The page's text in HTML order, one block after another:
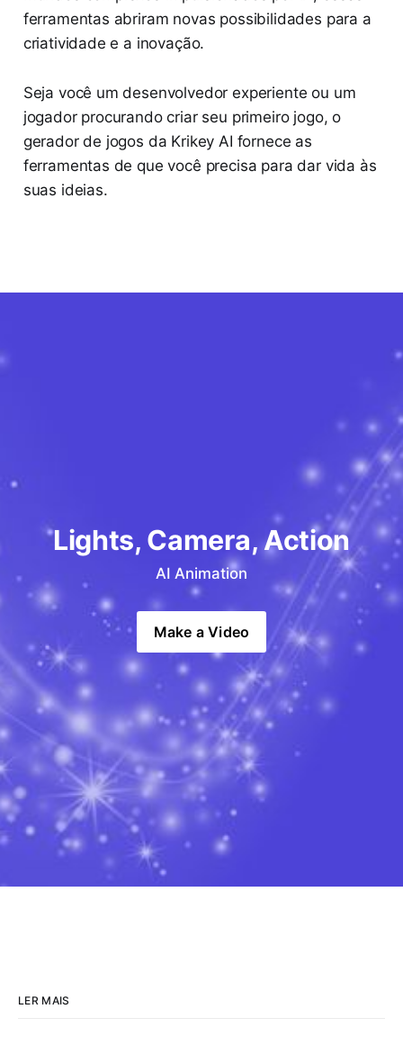
ferramentas abriram novas possibilidades para a
criatividade e a inovação.
Seja você um desenvolvedor experiente ou um
jogador procurando criar seu primeiro jogo, o
gerador de jogos da Krikey AI fornece as
ferramentas de que você precisa para dar vida às
suas ideias.
Lights, Camera, Action
AI Animation
Make a Video
LER MAIS